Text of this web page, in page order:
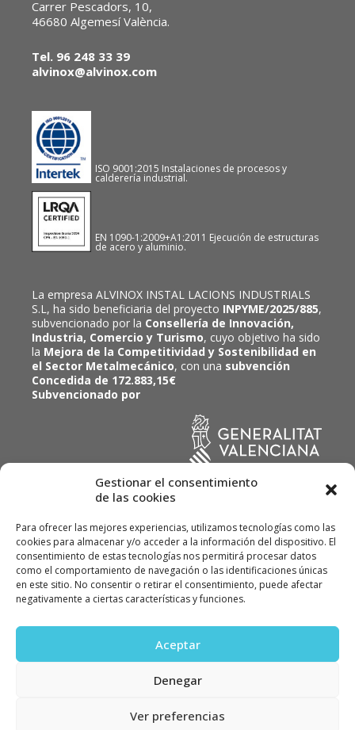
Gestionar el consentimiento
de las cookies
Para ofrecer las mejores experiencias, utilizamos tecnologías como las
cookies para almacenar y/o acceder a la información del dispositivo. El
consentimiento de estas tecnologías nos permitirá procesar datos
como el comportamiento de navegación o las identificaciones únicas
en este sitio. No consentir o retirar el consentimiento, puede afectar
negativamente a ciertas características y funciones.
Aceptar
Denegar
Ver preferencias
Carrer Pescadors, 10,
46680 Algemesí València.
Tel. 96 248 33 39
alvinox@alvinox.com
ISO 9001:2015 Instalaciones de procesos y
calderería industrial.
EN 1090-1:2009+A1:2011 Ejecución de estructuras
de acero y aluminio.
La empresa ALVINOX INSTAL LACIONS INDUSTRIALS
S.L, ha sido beneficiaria del proyecto INPYME/2025/885,
subvencionado por la Consellería de Innovación,
Industria, Comercio y Turismo, cuyo objetivo ha sido
la Mejora de la Competitividad y Sostenibilidad en
el Sector Metalmecánico, con una subvención
Concedida de 172.883,15€
Subvencionado por
© ALVINOX, Instal·lacions Industrials, SL 2022
Política de calidad
Política de cookies